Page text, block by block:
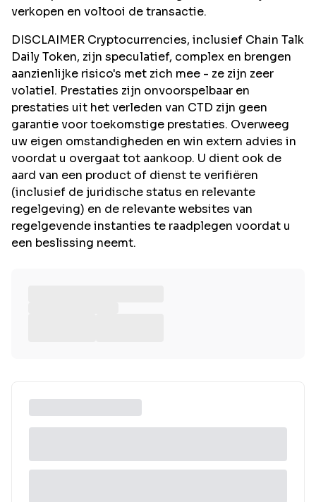
verkopen en voltooi de transactie.
DISCLAIMER Cryptocurrencies, inclusief Chain Talk
Daily Token, zijn speculatief, complex en brengen
aanzienlijke risico's met zich mee - ze zijn zeer
volatiel. Prestaties zijn onvoorspelbaar en
prestaties uit het verleden van CTD zijn geen
garantie voor toekomstige prestaties. Overweeg
uw eigen omstandigheden en win extern advies in
voordat u overgaat tot aankoop. U dient ook de
aard van een product of dienst te verifiëren
(inclusief de juridische status en relevante
regelgeving) en de relevante websites van
regelgevende instanties te raadplegen voordat u
een beslissing neemt.